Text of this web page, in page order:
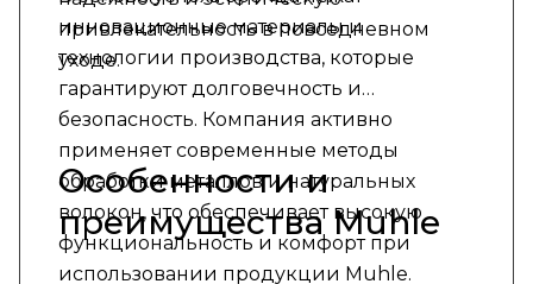
привлекательность в повседневном
уходе.
инновационные материалы и
технологии производства, которые
гарантируют долговечность и
безопасность. Компания активно
применяет современные методы
обработки металлов и натуральных
волокон, что обеспечивает высокую
функциональность и комфорт при
использовании продукции Muhle.
Особенности и
преимущества Muhle